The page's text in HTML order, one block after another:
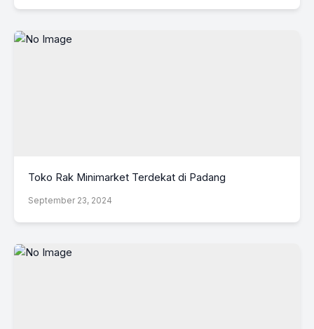
Toko Rak Minimarket Terdekat di Padang
September 23, 2024